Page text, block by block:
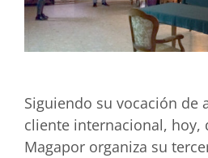
Siguiendo su vocación de
cliente internacional, hoy,
Magapor organiza su